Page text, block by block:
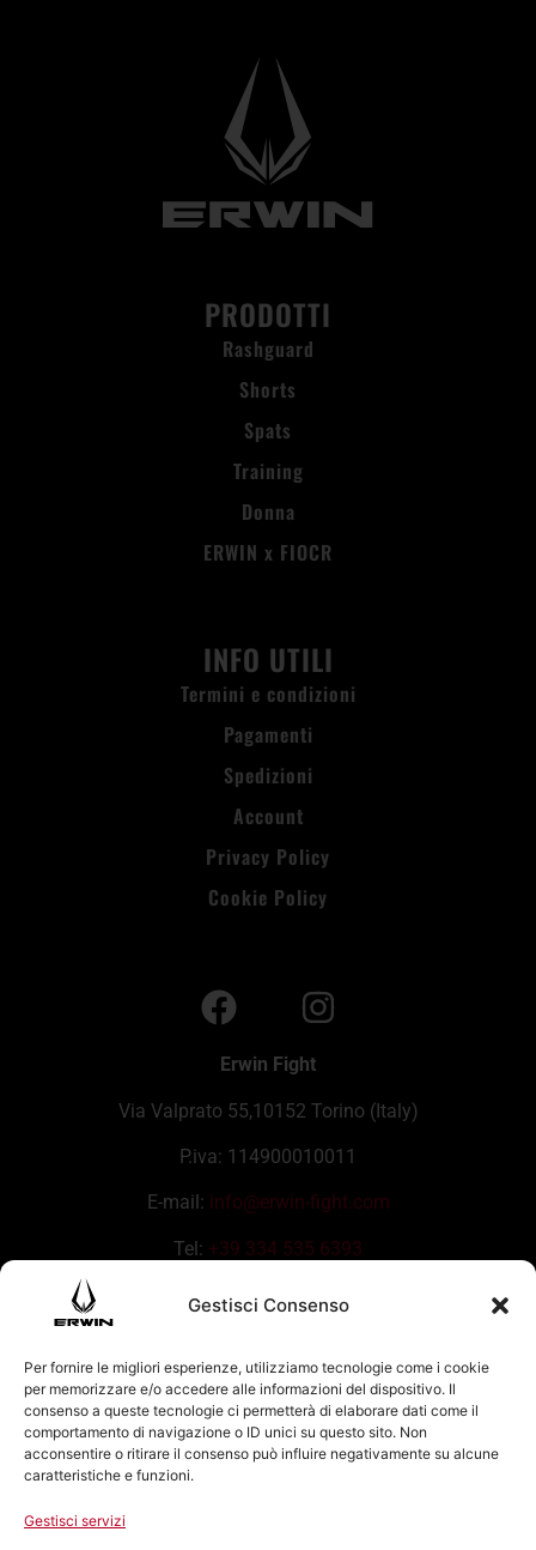
Gestisci Consenso
Per fornire le migliori esperienze, utilizziamo tecnologie come i cookie
per memorizzare e/o accedere alle informazioni del dispositivo. Il
consenso a queste tecnologie ci permetterà di elaborare dati come il
comportamento di navigazione o ID unici su questo sito. Non
acconsentire o ritirare il consenso può influire negativamente su alcune
caratteristiche e funzioni.
Gestisci servizi
PRODOTTI
Rashguard
Shorts
Spats
Training
Donna
ERWIN x FIOCR
INFO UTILI
Termini e condizioni
Pagamenti
Spedizioni
Account
Privacy Policy
Cookie Policy
Erwin Fight
Via Valprato 55,10152 Torino (Italy)
P.iva: 114900010011
E-mail: info@erwin-fight.com
Tel: +39 334 535 6393